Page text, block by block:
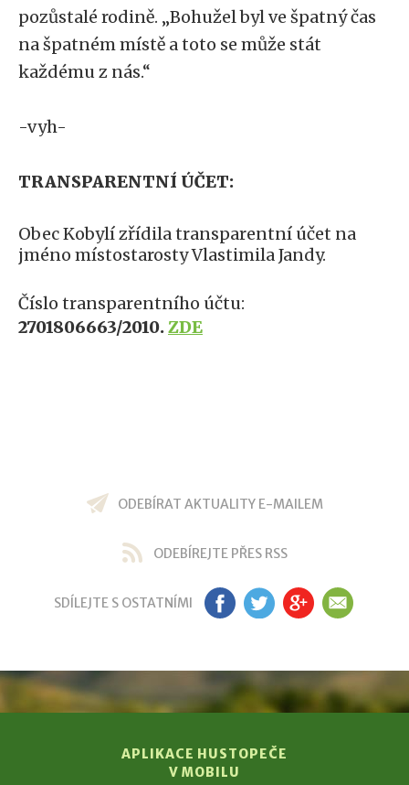
pozůstalé rodině. „Bohužel byl ve špatný čas
na špatném místě a toto se může stát
každému z nás.“
-vyh-
TRANSPARENTNÍ ÚČET:
Obec Kobylí zřídila transparentní účet na
jméno místostarosty Vlastimila Jandy.
Číslo transparentního účtu:
2701806663/2010.ZDE
ODEBÍRAT AKTUALITY E-MAILEM
ODEBÍREJTE PŘES RSS
SDÍLEJTE S OSTATNÍMI FB TW GP EM
APLIKACE HUSTOPEČE
V MOBILU